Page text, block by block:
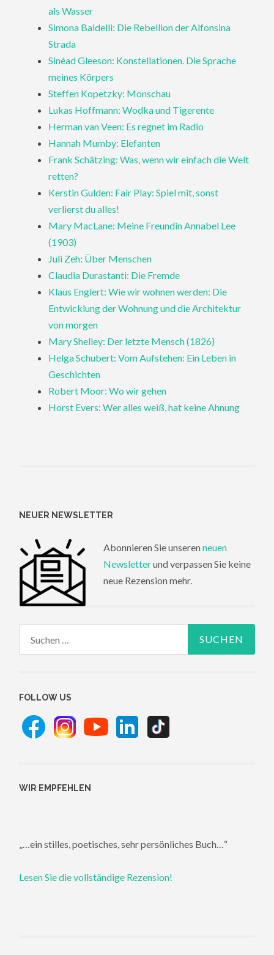
als Wasser
Simona Baldelli: Die Rebellion der Alfonsina
Strada
Sinéad Gleeson: Konstellationen. Die Sprache
meines Körpers
Steffen Kopetzky: Monschau
Lukas Hoffmann: Wodka und Tigerente
Herman van Veen: Es regnet im Radio
Hannah Mumby: Elefanten
Frank Schätzing: Was, wenn wir einfach die Welt
retten?
Kerstin Gulden: Fair Play: Spiel mit, sonst
verlierst du alles!
Mary MacLane: Meine Freundin Annabel Lee
(1903)
Juli Zeh: Über Menschen
Claudia Durastanti: Die Fremde
Klaus Englert: Wie wir wohnen werden: Die
Entwicklung der Wohnung und die Architektur
von morgen
Mary Shelley: Der letzte Mensch (1826)
Helga Schubert: Vom Aufstehen: Ein Leben in
Geschichten
Robert Moor: Wo wir gehen
Horst Evers: Wer alles weiß, hat keine Ahnung
NEUER NEWSLETTER
Abonnieren Sie unseren neuen
Newsletterund verpassen Sie keine
neue Rezension mehr.
FOLLOW US
WIR EMPFEHLEN
„…ein stilles, poetisches, sehr persönliches Buch…“
Lesen Sie die vollständige Rezension!